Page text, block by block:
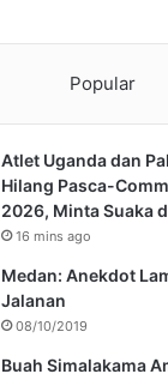
Popular
Atlet Uganda dan
Hilang Pasca-
2026, Minta Suaka
16 mins ago
Medan: Anekdot
Jalanan
08/10/2019
Buah Simalakama